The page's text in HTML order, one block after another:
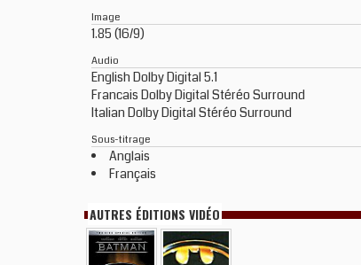
Image
1.85 (16/9)
Audio
English Dolby Digital 5.1
Francais Dolby Digital Stéréo Surround
Italian Dolby Digital Stéréo Surround
Sous-titrage
Anglais
Français
AUTRES ÉDITIONS VIDÉO